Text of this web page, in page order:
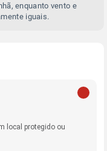
enquanto vento e
iguais.
local protegido ou